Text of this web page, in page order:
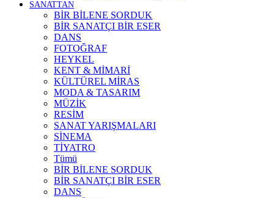
SANATTAN
BİR BİLENE SORDUK
BİR SANATÇI BİR ESER
DANS
FOTOĞRAF
HEYKEL
KENT & MİMARİ
KÜLTÜREL MİRAS
MODA & TASARIM
MÜZİK
RESİM
SANAT YARIŞMALARI
SİNEMA
TİYATRO
Tümü
BİR BİLENE SORDUK
BİR SANATÇI BİR ESER
DANS